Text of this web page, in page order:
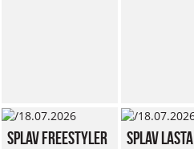
Splav Freestyler Splav Lasta